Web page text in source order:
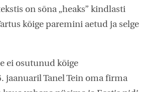
on sõna „heaks” kindlasti
kõige paremini aetud ja selge
ei osutunud kõige
jaanuaril Tanel Tein oma firma